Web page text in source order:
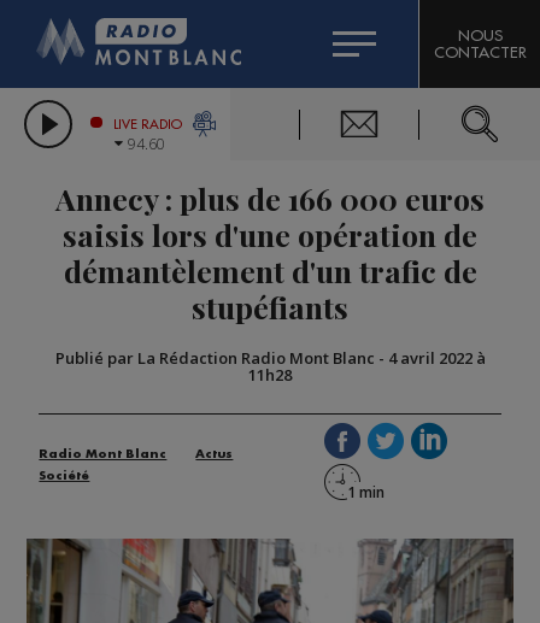
LES CHRONIQUES DE L'EXPERT
CITIZEN MACHINERY
GRAND MASSIF DOMAINES SKIABLES
BIGARD
COMPAGNIE DU MONT-BLANC
NOUS
CONTACTER
LIVE RADIO
94.60
Annecy : plus de 166 000 euros
saisis lors d'une opération de
démantèlement d'un trafic de
stupéfiants
Publié par La Rédaction Radio Mont Blanc - 4 avril 2022 à
11h28
Radio Mont Blanc
Actus
Société